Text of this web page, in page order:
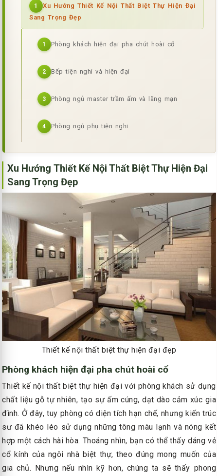
1
Xu Hướng Thiết Kế Nội Thất Biệt Thự Hiện Đại
Sang Trọng Đẹp
1 Phòng khách hiện đại pha chút hoài cổ
2 Bếp tiện nghi và hiện đại
3 Phòng ngủ master trầm ấm và lãng mạn
4 Phòng ngủ phụ tiện nghi
Xu Hướng Thiết Kế Nội Thất Biệt Thự Hiện Đại
Sang Trọng Đẹp
Thiết kế nội thất biệt thự hiện đại đẹp
Phòng khách hiện đại pha chút hoài cổ
Thiết kế nội thất biệt thự hiện đại với phòng khách sử dụng
chất liệu gỗ tự nhiên, tạo sự ấm cúng, dạt dào cảm xúc gia
đình. Ở đây, tuy phòng có diện tích hạn chế, nhưng kiến trúc
sư đã khéo léo sử dụng những tông màu lạnh và nóng kết
hợp một cách hài hòa. Thoáng nhìn, bạn có thể thấy dáng vẻ
cổ kính của ngôi nhà biệt thự, theo đúng mong muốn của
gia chủ. Nhưng nếu nhìn kỹ hơn, chúng ta sẽ thấy phong